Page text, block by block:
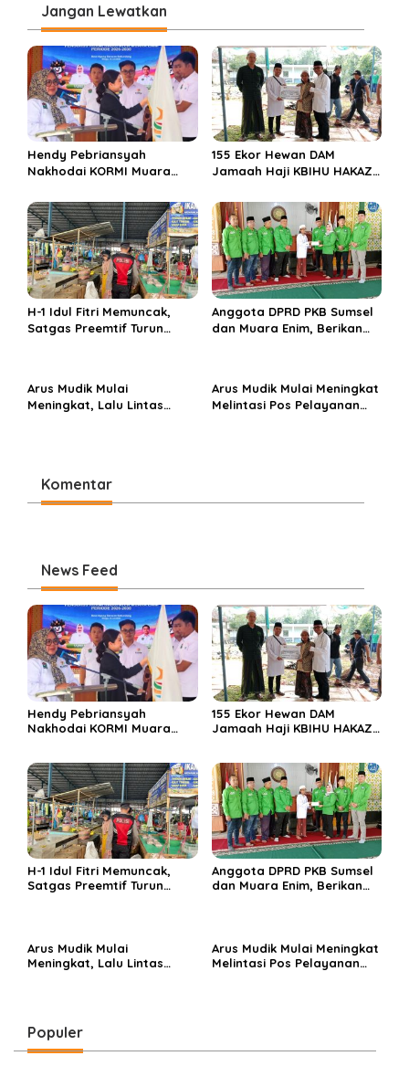
a
s
i
p
o
s
Jangan Lewatkan
Hendy Pebriansyah
Nakhodai KORMI Muara
155 Ekor Hewan DAM
Jamaah Haji KBIHU HAKAZA
Miftahul Huda Muara Enim
H-1 Idul Fitri Memuncak,
Satgas Preemtif Turun
Anggota DPRD PKB Sumsel
dan Muara Enim, Berikan
Arus Mudik Mulai
Meningkat, Lalu Lintas
Arus Mudik Mulai Meningkat
Melintasi Pos Pelayanan
Komentar
News Feed
Hendy Pebriansyah
Nakhodai KORMI Muara
155 Ekor Hewan DAM
Jamaah Haji KBIHU HAKAZA
H-1 Idul Fitri Memuncak,
Satgas Preemtif Turun
Anggota DPRD PKB Sumsel
dan Muara Enim, Berikan
Arus Mudik Mulai
Meningkat, Lalu Lintas
Arus Mudik Mulai Meningkat
Melintasi Pos Pelayanan
Populer